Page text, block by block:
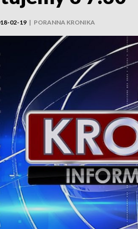
02-19 | PORANNA KRONIKA